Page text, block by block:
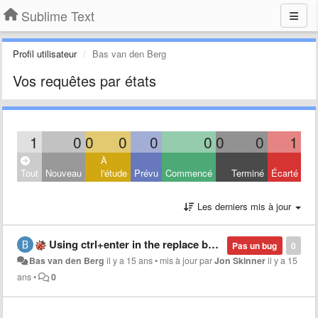
Sublime Text
Profil utilisateur Bas van den Berg
Vos requêtes par états
1 0 0 0 0 0 0 0 1
Tout Nouveau
À
l'étude Prévu Commencé Terminé Écarté
Les derniers mis à jour
0
Pas un bug
Using ctrl+enter in the replace box makes it bug out
Bas van den Berg il y a 15 ans• mis à jour parJon Skinneril y a 15
ans• 0